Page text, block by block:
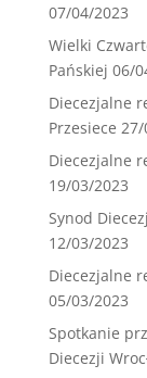
07/04/2023
Wielki
Pańskiej 06/
Diecezjalne
Przesiece 27/
Diecezjalne
19/03/2023
Synod
12/03/2023
Diecezjalne
05/03/2023
Spotkanie
Diecezji